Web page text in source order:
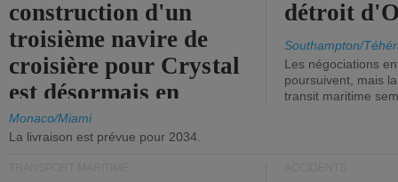
construction d'un
troisième navire de
croisière pour Crystal
est désormais en
vigueur.
Monaco/Miami
La livraison est prévue pour 2034.
détroit
Southampton/
Les négociations
poursuivent, mais
transit maritime